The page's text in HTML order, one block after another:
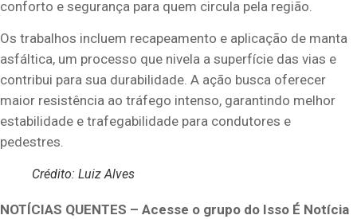
conforto e segurança para quem circula pela região.
Os trabalhos incluem recapeamento e aplicação de manta
asfáltica, um processo que nivela a superfície das vias e
contribui para sua durabilidade. A ação busca oferecer
maior resistência ao tráfego intenso, garantindo melhor
estabilidade e trafegabilidade para condutores e
pedestres.
Crédito: Luiz Alves
NOTÍCIAS QUENTES – Acesse o grupo do Isso É Notícia